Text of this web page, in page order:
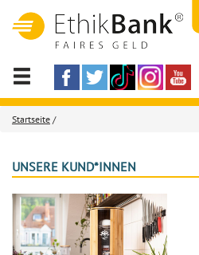
Startseite /
UNSERE KUND*INNEN